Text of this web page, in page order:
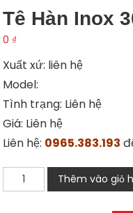
Tê Hàn Inox
0 ₫
Xuất xứ: liên hệ
Model:
Tình trạng: Liên hệ
Giá: Liên hệ
Liên hệ: 0965.383.193
hàn
Thêm vào giỏ